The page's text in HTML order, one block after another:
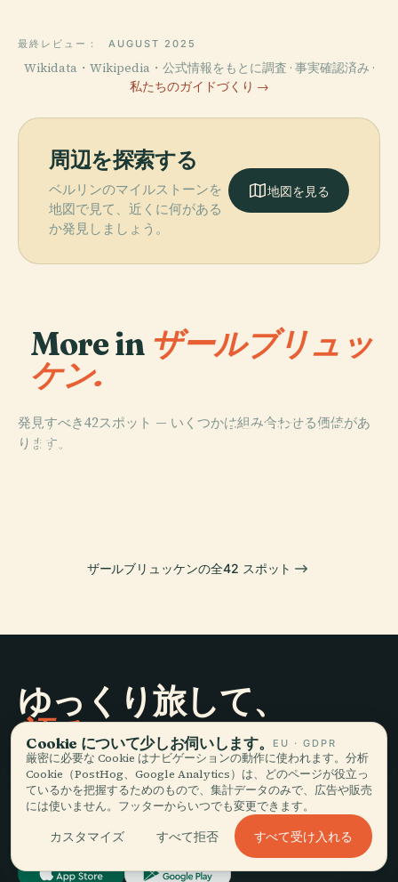
最終レビュー： AUGUST 2025
Wikidata・Wikipedia・公式情報をもとに調査 · 事実確認済み ·
私たちのガイドづくり →
周辺を探索する
ベルリンのマイルストーンを
地図で見て、近くに何がある
か発見しましょう。
地図を見る
More in ザールブリュッ
ケン.
発見すべき42スポット — いくつかは組み合わせる価値があ
ります。
PLACE
ザールラント州
ルートヴィヒス
PLACE
ザールブリュッケンの全42 スポット
ゆっくり旅して、
語る。
最新情報を受け取る
Cookie について少しお伺いします。 EU · GDPR
厳密に必要な Cookie はナビゲーションの動作に使われます。分析
Cookie（PostHog、Google Analytics）は、どのページが役立っ
ているかを把握するためのもので、集計データのみで、広告や販売
には使いません。フッターからいつでも変更できます。
カスタマイズ すべて拒否 すべて受け入れる